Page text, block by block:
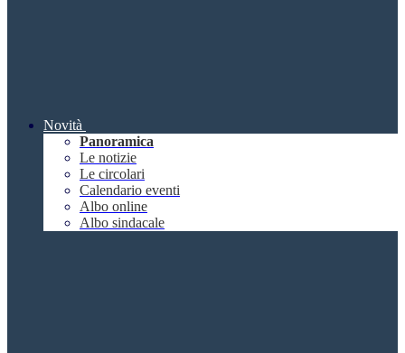
Novità
Panoramica
Le notizie
Le circolari
Calendario eventi
Albo online
Albo sindacale